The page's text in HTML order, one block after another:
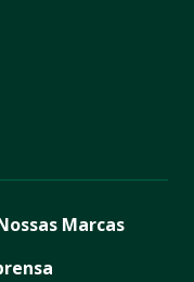
Marcas